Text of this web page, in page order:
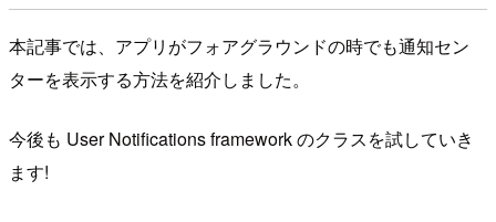
本記事では、アプリがフォアグラウンドの時でも通知セン
ターを表示する方法を紹介しました。
今後も User Notifications framework のクラスを試していき
ます!